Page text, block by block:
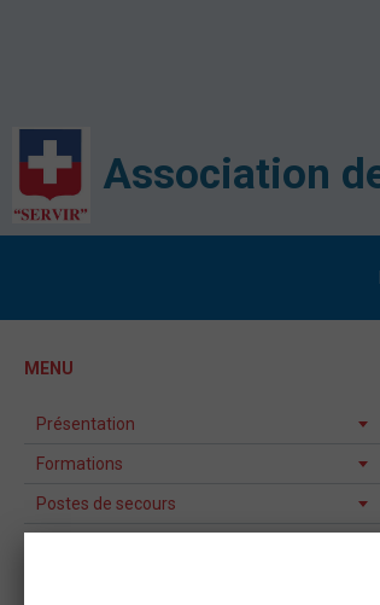
MENU
Présentation
Formations
Postes de secours